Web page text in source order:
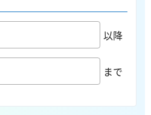
以降
まで